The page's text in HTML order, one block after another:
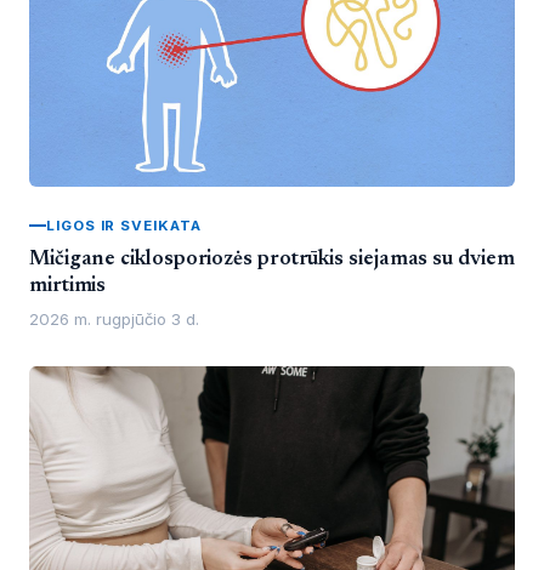
LIGOS IR SVEIKATA
Mičigane ciklosporiozės protrūkis siejamas su dviem
mirtimis
2026 m. rugpjūčio 3 d.